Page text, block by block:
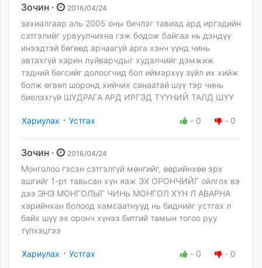
Зочин · 2016/04/24
захиалгаар аль 2005 оны бичлэг тавиад ард иргэдийн
сэтгэлийг урвуулчихна гэж бодож байгаа нь дэндүү
инээдтэй бөгөөд арчаагүй арга хэнч үүнд чинь
автахгүй харин луйварчдыг худалчийг дэмжиж
тэдний бөгсийг долоогчид бол иймэрхүү зүйл их хийж
болж өгвөл шоронд хийчих санаатай шүү тэр чинь
биелэхгүй ШУДРАГА АРД ИРГЭД ТҮҮНИЙ ТАЛД ШҮҮ
Хариулах · Устгах - 0 - 0
Зочин · 2016/04/24
Монголоо гэсэн сэтгэлгүй мөнгийг, өөрийнхөө эрх
ашгийг 1-рт тавьсан хүн яаж ЭХ ОРОНЧИЙГ ойлгох вэ
дээ ЭНЭ МОНГОЛЫГ ЧИНЬ МОНГОЛ ХҮН Л АВАРНА
харийнхан болоод хамсаатнууд нь биднийг устгах л
байх шүү эх оронч хүнээ битгий тамын тогоо руу
түлхэцгээ
Хариулах · Устгах - 0 - 0